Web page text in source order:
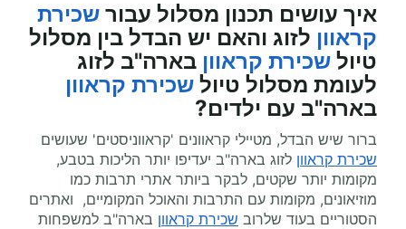
איך עושים תכנון מסלול עבור שכירת
קראוון לזוג והאם יש הבדל בין מסלול
טיול שכירת קראוון בארה"ב לזוג
לעומת מסלול טיול שכירת קראוון
בארה"ב עם ילדים?
ברור שיש הבדל, מטיילי קראוונים 'קראווניסטים' שעושים
שכירת קראוון לזוג בארה"ב יעדיפו יותר הליכות בטבע,
מקומות יותר שקטים, לבקר ביותר אתרי תרבות כמו
מוזיאונים, מקומות עם התרבות והאוכל המקומיים, ואתרים
הסטוריים בעוד שלרוב שכירת קראוון בארה"ב למשפחות